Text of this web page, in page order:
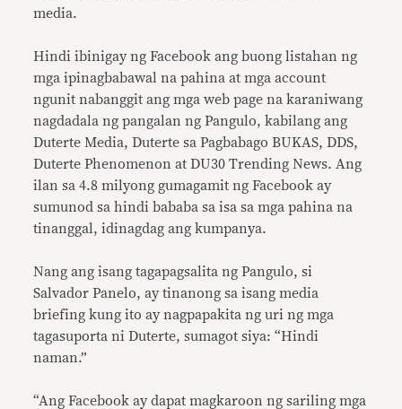
media.
Hindi ibinigay ng Facebook ang buong listahan ng
mga ipinagbabawal na pahina at mga account
ngunit nabanggit ang mga web page na karaniwang
nagdadala ng pangalan ng Pangulo, kabilang ang
Duterte Media, Duterte sa Pagbabago BUKAS, DDS,
Duterte Phenomenon at DU30 Trending News. Ang
ilan sa 4.8 milyong gumagamit ng Facebook ay
sumunod sa hindi bababa sa isa sa mga pahina na
tinanggal, idinagdag ang kumpanya.
Nang ang isang tagapagsalita ng Pangulo, si
Salvador Panelo, ay tinanong sa isang media
briefing kung ito ay nagpapakita ng uri ng mga
tagasuporta ni Duterte, sumagot siya: “Hindi
naman.”
“Ang Facebook ay dapat magkaroon ng sariling mga